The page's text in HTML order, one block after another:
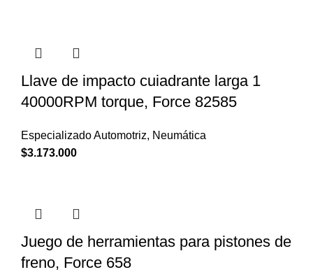
Llave de impacto cuiadrante larga 1
40000RPM torque, Force 82585
Especializado Automotriz, Neumática
$3.173.000
Juego de herramientas para pistones de
freno, Force 658